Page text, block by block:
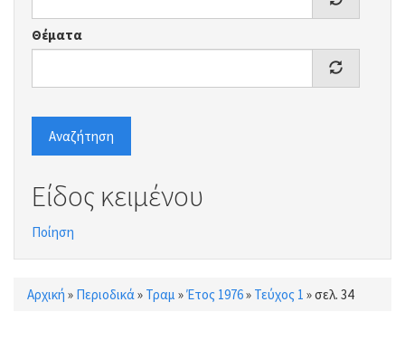
Θέματα
Αναζήτηση
Είδος κειμένου
Ποίηση
Είστε εδώ
Αρχική » Περιοδικά » Τραμ »Έτος 1976» Τεύχος 1 »σελ. 34